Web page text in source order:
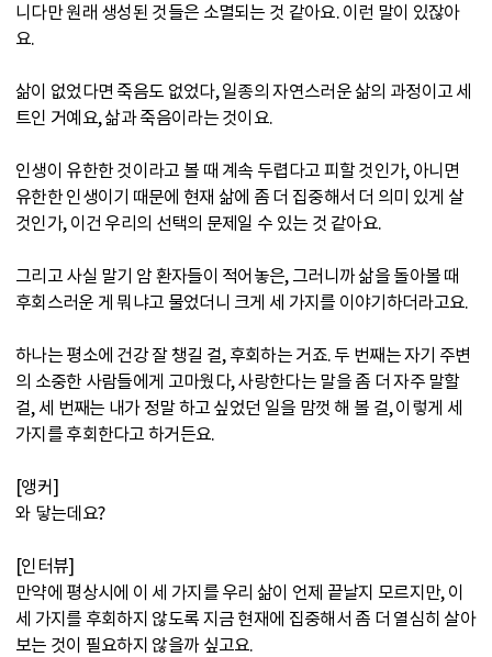
니다만 원래 생성된 것들은 소멸되는 것 같아요. 이런 말이 있잖아
요.
삶이 없었다면 죽음도 없었다, 일종의 자연스러운 삶의 과정이고 세
트인 거예요, 삶과 죽음이라는 것이요.
인생이 유한한 것이라고 볼 때 계속 두렵다고 피할 것인가, 아니면
유한한 인생이기 때문에 현재 삶에 좀 더 집중해서 더 의미 있게 살
것인가, 이건 우리의 선택의 문제일 수 있는 것 같아요.
그리고 사실 말기 암 환자들이 적어놓은, 그러니까 삶을 돌아볼 때
후회스러운 게 뭐냐고 물었더니 크게 세 가지를 이야기하더라고요.
하나는 평소에 건강 잘 챙길 걸, 후회하는 거죠. 두 번째는 자기 주변
의 소중한 사람들에게 고마웠다, 사랑한다는 말을 좀 더 자주 말할
걸, 세 번째는 내가 정말 하고 싶었던 일을 맘껏 해 볼 걸, 이렇게 세
가지를 후회한다고 하거든요.
[앵커]
와 닿는데요?
[인터뷰]
만약에 평상시에 이 세 가지를 우리 삶이 언제 끝날지 모르지만, 이
세 가지를 후회하지 않도록 지금 현재에 집중해서 좀 더 열심히 살아
보는 것이 필요하지 않을까 싶고요.